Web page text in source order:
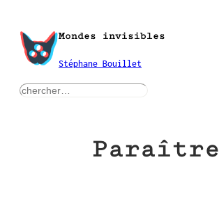
contenu
Mondes invisibles
Stéphane Bouillet
rechercher
Paraître